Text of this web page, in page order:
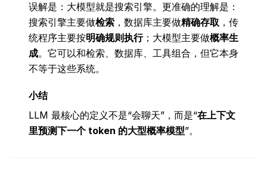
误解是：大模型就是搜索引擎。更准确的理解是：
搜索引擎主要做检索 ，数据库主要做精确存取 ，传
统程序主要按明确规则执行；大模型主要做概率生
成。它可以和检索、数据库、工具组合，但它本身
不等于这些系统。
小结
LLM 最核心的定义不是“会聊天”，而是“在上下文
里预测下一个 token 的大型概率模型”。